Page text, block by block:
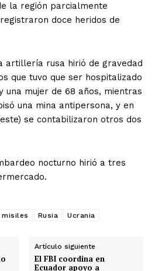
la región parcialmente
doce heridos de
artillería rusa hirió de gravedad
que tuvo que ser hospitalizado
una mujer de 68 años, mientras
una mina antipersona, y en
se contabilizaron otros dos
nocturno hirió a tres
misiles Rusia Ucrania
Artículo siguiente
El FBI coordina en
Ecuador apoyo a